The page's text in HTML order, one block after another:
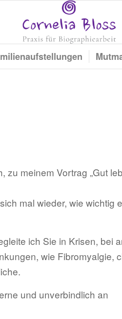
zu meinem Vortrag „Gut
mal wieder, wie wichtig
ich Sie in Krisen, bei
wie Fibromyalgie,
und unverbindlich an